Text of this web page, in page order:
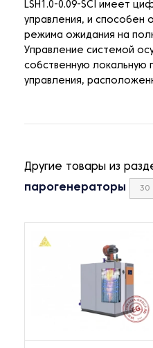
LSH1.0-0.09-SCI имеет
управления, и способен
режима ожидания на
Управление системой
собственную локальную
управления,
Другие товары из
парогенераторы 30